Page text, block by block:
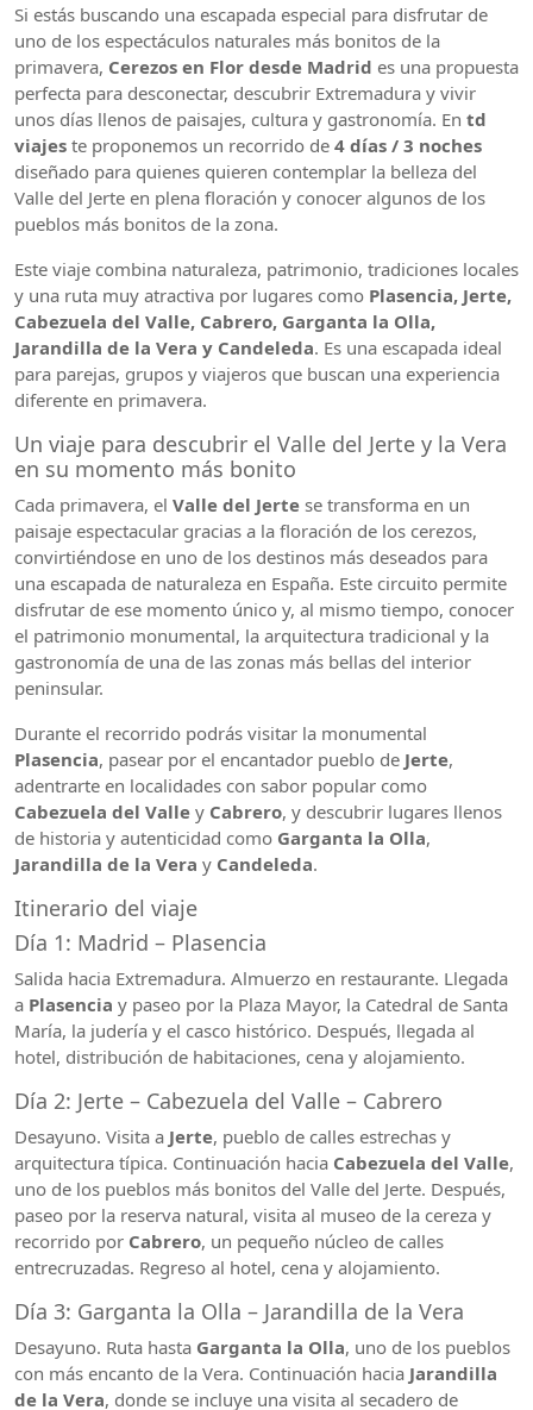
Si estás buscando una escapada especial para disfrutar de
uno de los espectáculos naturales más bonitos de la
primavera, Cerezos en Flor desde Madrid es una propuesta
perfecta para desconectar, descubrir Extremadura y vivir
unos días llenos de paisajes, cultura y gastronomía. En td
viajes te proponemos un recorrido de 4 días / 3 noches
diseñado para quienes quieren contemplar la belleza del
Valle del Jerte en plena floración y conocer algunos de los
pueblos más bonitos de la zona.
Este viaje combina naturaleza, patrimonio, tradiciones locales
y una ruta muy atractiva por lugares como Plasencia, Jerte,
Cabezuela del Valle, Cabrero, Garganta la Olla,
Jarandilla de la Vera y Candeleda. Es una escapada ideal
para parejas, grupos y viajeros que buscan una experiencia
diferente en primavera.
Un viaje para descubrir el Valle del Jerte y la Vera
en su momento más bonito
Cada primavera, el Valle del Jerte se transforma en un
paisaje espectacular gracias a la floración de los cerezos,
convirtiéndose en uno de los destinos más deseados para
una escapada de naturaleza en España. Este circuito permite
disfrutar de ese momento único y, al mismo tiempo, conocer
el patrimonio monumental, la arquitectura tradicional y la
gastronomía de una de las zonas más bellas del interior
peninsular.
Durante el recorrido podrás visitar la monumental
Plasencia, pasear por el encantador pueblo de Jerte,
adentrarte en localidades con sabor popular como
Cabezuela del Valle y Cabrero, y descubrir lugares llenos
de historia y autenticidad como Garganta la Olla,
Jarandilla de la Vera y Candeleda.
Itinerario del viaje
Día 1: Madrid – Plasencia
Salida hacia Extremadura. Almuerzo en restaurante. Llegada
a Plasencia y paseo por la Plaza Mayor, la Catedral de Santa
María, la judería y el casco histórico. Después, llegada al
hotel, distribución de habitaciones, cena y alojamiento.
Día 2: Jerte – Cabezuela del Valle – Cabrero
Desayuno. Visita a Jerte, pueblo de calles estrechas y
arquitectura típica. Continuación hacia Cabezuela del Valle,
uno de los pueblos más bonitos del Valle del Jerte. Después,
paseo por la reserva natural, visita al museo de la cereza y
recorrido por Cabrero, un pequeño núcleo de calles
entrecruzadas. Regreso al hotel, cena y alojamiento.
Día 3: Garganta la Olla – Jarandilla de la Vera
Desayuno. Ruta hasta Garganta la Olla, uno de los pueblos
con más encanto de la Vera. Continuación hacia Jarandilla
de la Vera, donde se incluye una visita al secadero de